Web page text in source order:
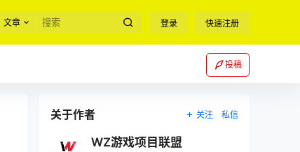
文章 登录 快速注册
投稿
关于作者 关注 私信
WZ游戏项目联盟